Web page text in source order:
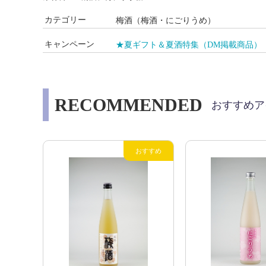
カテゴリー 梅酒（梅酒・にごりうめ）
キャンペーン ★夏ギフト＆夏酒特集（DM掲載商品）
RECOMMENDED おすすめ